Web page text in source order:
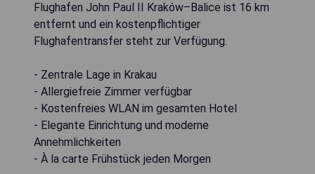
Flughafen John Paul II Kraków–Balice ist 16 km
entfernt und ein kostenpflichtiger
Flughafentransfer steht zur Verfügung.
- Zentrale Lage in Krakau
- Allergiefreie Zimmer verfügbar
- Kostenfreies WLAN im gesamten Hotel
- Elegante Einrichtung und moderne
Annehmlichkeiten
- À la carte Frühstück jeden Morgen